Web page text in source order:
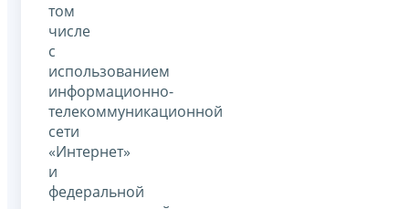
том
числе
с
использованием
информационно-
телекоммуникационной
сети
«Интернет»
и
федеральной